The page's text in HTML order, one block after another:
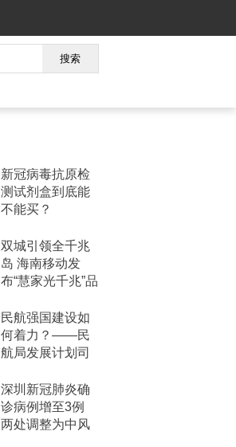
搜索
新冠病毒抗原检
测试剂盒到底能
不能买？
双城引领全千兆
岛 海南移动发
布“慧家光千兆”品
民航强国建设如
何着力？——民
航局发展计划司
深圳新冠肺炎确
诊病例增至3例
两处调整为中风